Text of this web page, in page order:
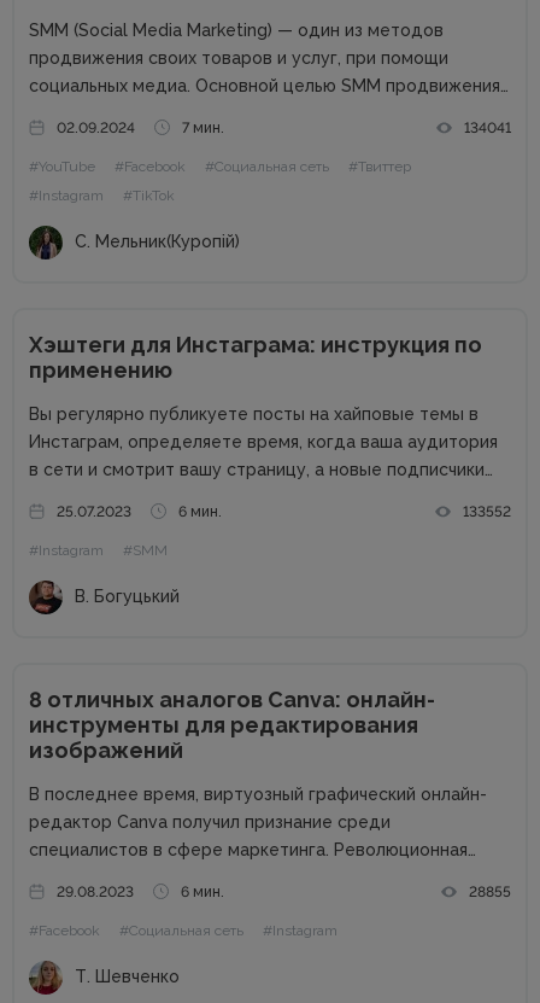
SMM (Social Media Marketing) — один из методов
продвижения своих товаров и услуг, при помощи
социальных медиа. Основной целью SMM продвижения
большая заинтересованность к вашему продукту,
постоянная коммуникация с потенциальными и
02.09.2024 7 мин. 134041
#YouTube #Facebook #Социальная сеть
#Твиттер
#Instagram
#TikTok
С. Мельник(Куропій)
Хэштеги для Инстаграма: инструкция по
применению
Вы регулярно публикуете посты на хайповые темы в
Инстаграм, определяете время, когда ваша аудитория
в сети и смотрит вашу страницу, а новые подписчики
падает охват и посещаемость? Что же делать? Выход
есть!...
25.07.2023 6 мин. 133552
#Instagram #SMM
В. Богуцький
8 отличных аналогов Canva: онлайн-
инструменты для редактирования
изображений
В последнее время, виртуозный графический онлайн-
редактор Canva получил признание среди
специалистов в сфере маркетинга. Революционная
сервис, позволяет максимально упростить работу с
графическим содержимым. Огромный ассортимент
готовых шаблонов, разнообразных шрифтов и
декоративных элементов позволяет даже неопытным...
29.08.2023 6 мин. 28855
#Facebook #Социальная сеть #Instagram
Т. Шевченко